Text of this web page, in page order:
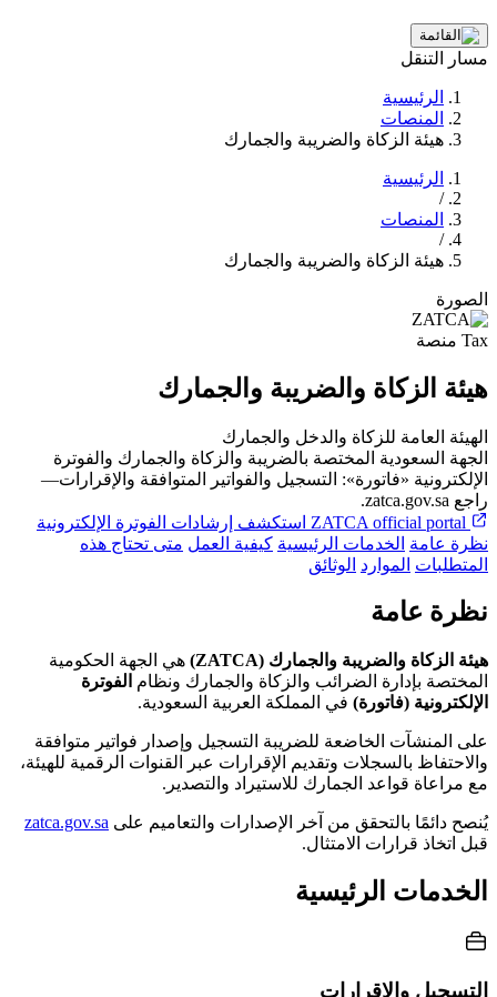
مسار التنقل
الرئيسية
المنصات
هيئة الزكاة والضريبة والجمارك
الرئيسية
/
المنصات
/
هيئة الزكاة والضريبة والجمارك
الصورة
Tax منصة
هيئة الزكاة والضريبة والجمارك
الهيئة العامة للزكاة والدخل والجمارك
الجهة السعودية المختصة بالضريبة والزكاة والجمارك والفوترة
الإلكترونية «فاتورة»: التسجيل والفواتير المتوافقة والإقرارات—
راجع zatca.gov.sa.
ZATCA official portal استكشف إرشادات الفوترة الإلكترونية
نظرة عامة الخدمات الرئيسية كيفية العمل متى تحتاج هذه
المتطلبات الموارد الوثائق
نظرة عامة
هيئة الزكاة والضريبة والجمارك (ZATCA)
هي الجهة الحكومية
المختصة بإدارة الضرائب والزكاة والجمارك ونظام الفوترة
الإلكترونية (فاتورة) في المملكة العربية السعودية.
على المنشآت الخاضعة للضريبة التسجيل وإصدار فواتير متوافقة
والاحتفاظ بالسجلات وتقديم الإقرارات عبر القنوات الرقمية للهيئة،
مع مراعاة قواعد الجمارك للاستيراد والتصدير.
يُنصح دائمًا بالتحقق من آخر الإصدارات والتعاميم على zatca.gov.sa
قبل اتخاذ قرارات الامتثال.
الخدمات الرئيسية
التسجيل والإقرارات